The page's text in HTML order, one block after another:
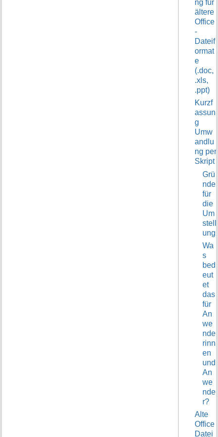
ng für
ältere
Office
-
Dateif
ormat
e
(.doc,
.xls,
.ppt)
Kurzf
assun
g
Umw
andlu
ng per
Skript
Grü
nde
für
die
Um
stell
ung
Wa
s
bed
eut
et
das
für
An
we
nde
rinn
en
und
An
we
nde
r?
Alte
Office
Datei